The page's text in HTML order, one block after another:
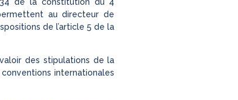
au directeur de
de l’article 5 de la
des stipulations de la
internationales